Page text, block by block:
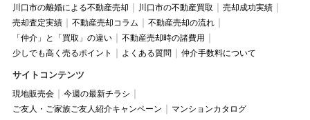
川口市の離婚による不動産売却
川口市の不動産買取
売却成功実績
売却査定実績
不動産売却コラム
不動産売却の流れ
「仲介」と「買取」の違い
不動産売却時の諸費用
少しでも高く売るポイント
よくある質問 仲介手数料について
サイトコンテンツ
現地販売会
今週の最新チラシ
ご友人・ご家族ご友人紹介キャンペーン
マンションカタログ